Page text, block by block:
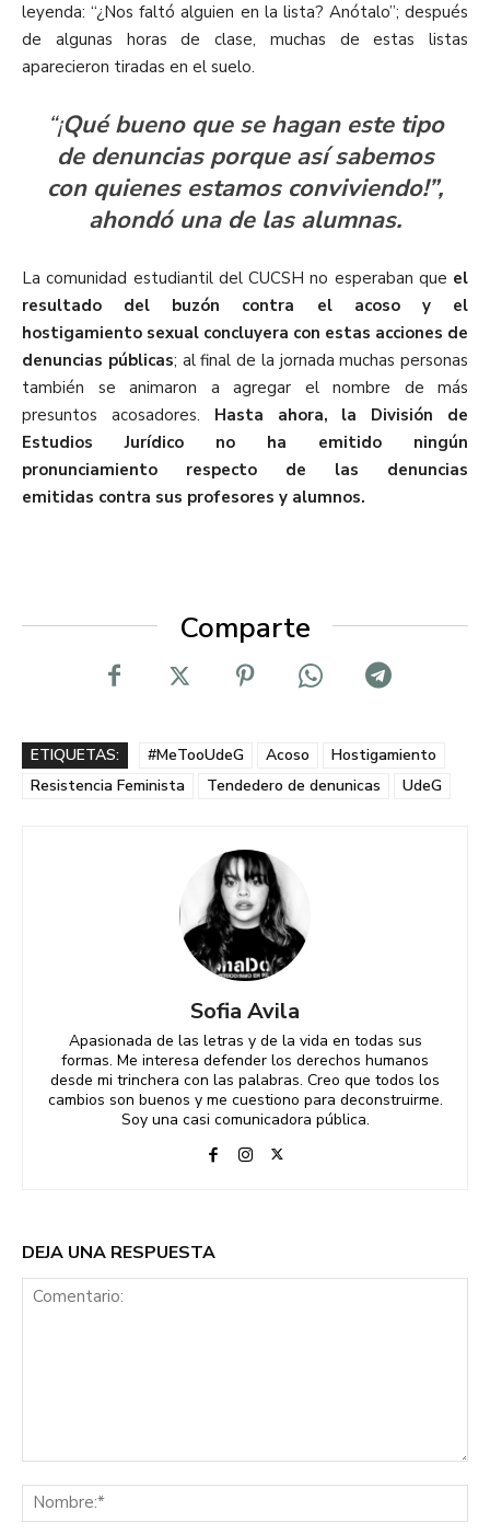
leyenda: “¿Nos faltó alguien en la lista? Anótalo”; después
de algunas horas de clase, muchas de estas listas
aparecieron tiradas en el suelo.
“¡Qué bueno que se hagan este tipo
de denuncias porque así sabemos
con quienes estamos conviviendo!”,
ahondó una de las alumnas.
La comunidad estudiantil del CUCSH no esperaban que el
resultado del buzón contra el acoso y el
hostigamiento sexual concluyera con estas acciones de
denuncias públicas; al final de la jornada muchas personas
también se animaron a agregar el nombre de más
presuntos acosadores. Hasta ahora, la División de
Estudios Jurídico no ha emitido ningún
pronunciamiento respecto de las denuncias
emitidas contra sus profesores y alumnos.
Comparte
ETIQUETAS: #MeTooUdeG Acoso
Hostigamiento
Resistencia Feminista
Tendedero de denunicas UdeG
Sofia Avila
Apasionada de las letras y de la vida en todas sus
formas. Me interesa defender los derechos humanos
desde mi trinchera con las palabras. Creo que todos los
cambios son buenos y me cuestiono para deconstruirme.
Soy una casi comunicadora pública.
DEJA UNA RESPUESTA